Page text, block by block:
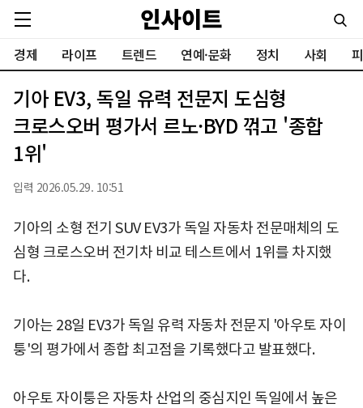
경제 라이프 트렌드 연예·문화 정치 사회
기아 EV3, 독일 유력 전문지 도심형
크로스오버 평가서 르노·BYD 꺾고 '종합
1위'
입력 2026.05.29. 10:51
기아의 소형 전기 SUV EV3가 독일 자동차 전문매체의 도
심형 크로스오버 전기차 비교 테스트에서 1위를 차지했
다.
기아는 28일 EV3가 독일 유력 자동차 전문지 '아우토 자이
퉁'의 평가에서 종합 최고점을 기록했다고 발표했다.
아우토 자이퉁은 자동차 산업의 중심지인 독일에서 높은